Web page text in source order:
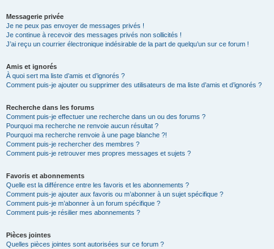
Messagerie privée
Je ne peux pas envoyer de messages privés !
Je continue à recevoir des messages privés non sollicités !
J’ai reçu un courrier électronique indésirable de la part de quelqu’un sur ce forum !
Amis et ignorés
À quoi sert ma liste d’amis et d’ignorés ?
Comment puis-je ajouter ou supprimer des utilisateurs de ma liste d’amis et d’ignorés ?
Recherche dans les forums
Comment puis-je effectuer une recherche dans un ou des forums ?
Pourquoi ma recherche ne renvoie aucun résultat ?
Pourquoi ma recherche renvoie à une page blanche ?!
Comment puis-je rechercher des membres ?
Comment puis-je retrouver mes propres messages et sujets ?
Favoris et abonnements
Quelle est la différence entre les favoris et les abonnements ?
Comment puis-je ajouter aux favoris ou m’abonner à un sujet spécifique ?
Comment puis-je m’abonner à un forum spécifique ?
Comment puis-je résilier mes abonnements ?
Pièces jointes
Quelles pièces jointes sont autorisées sur ce forum ?